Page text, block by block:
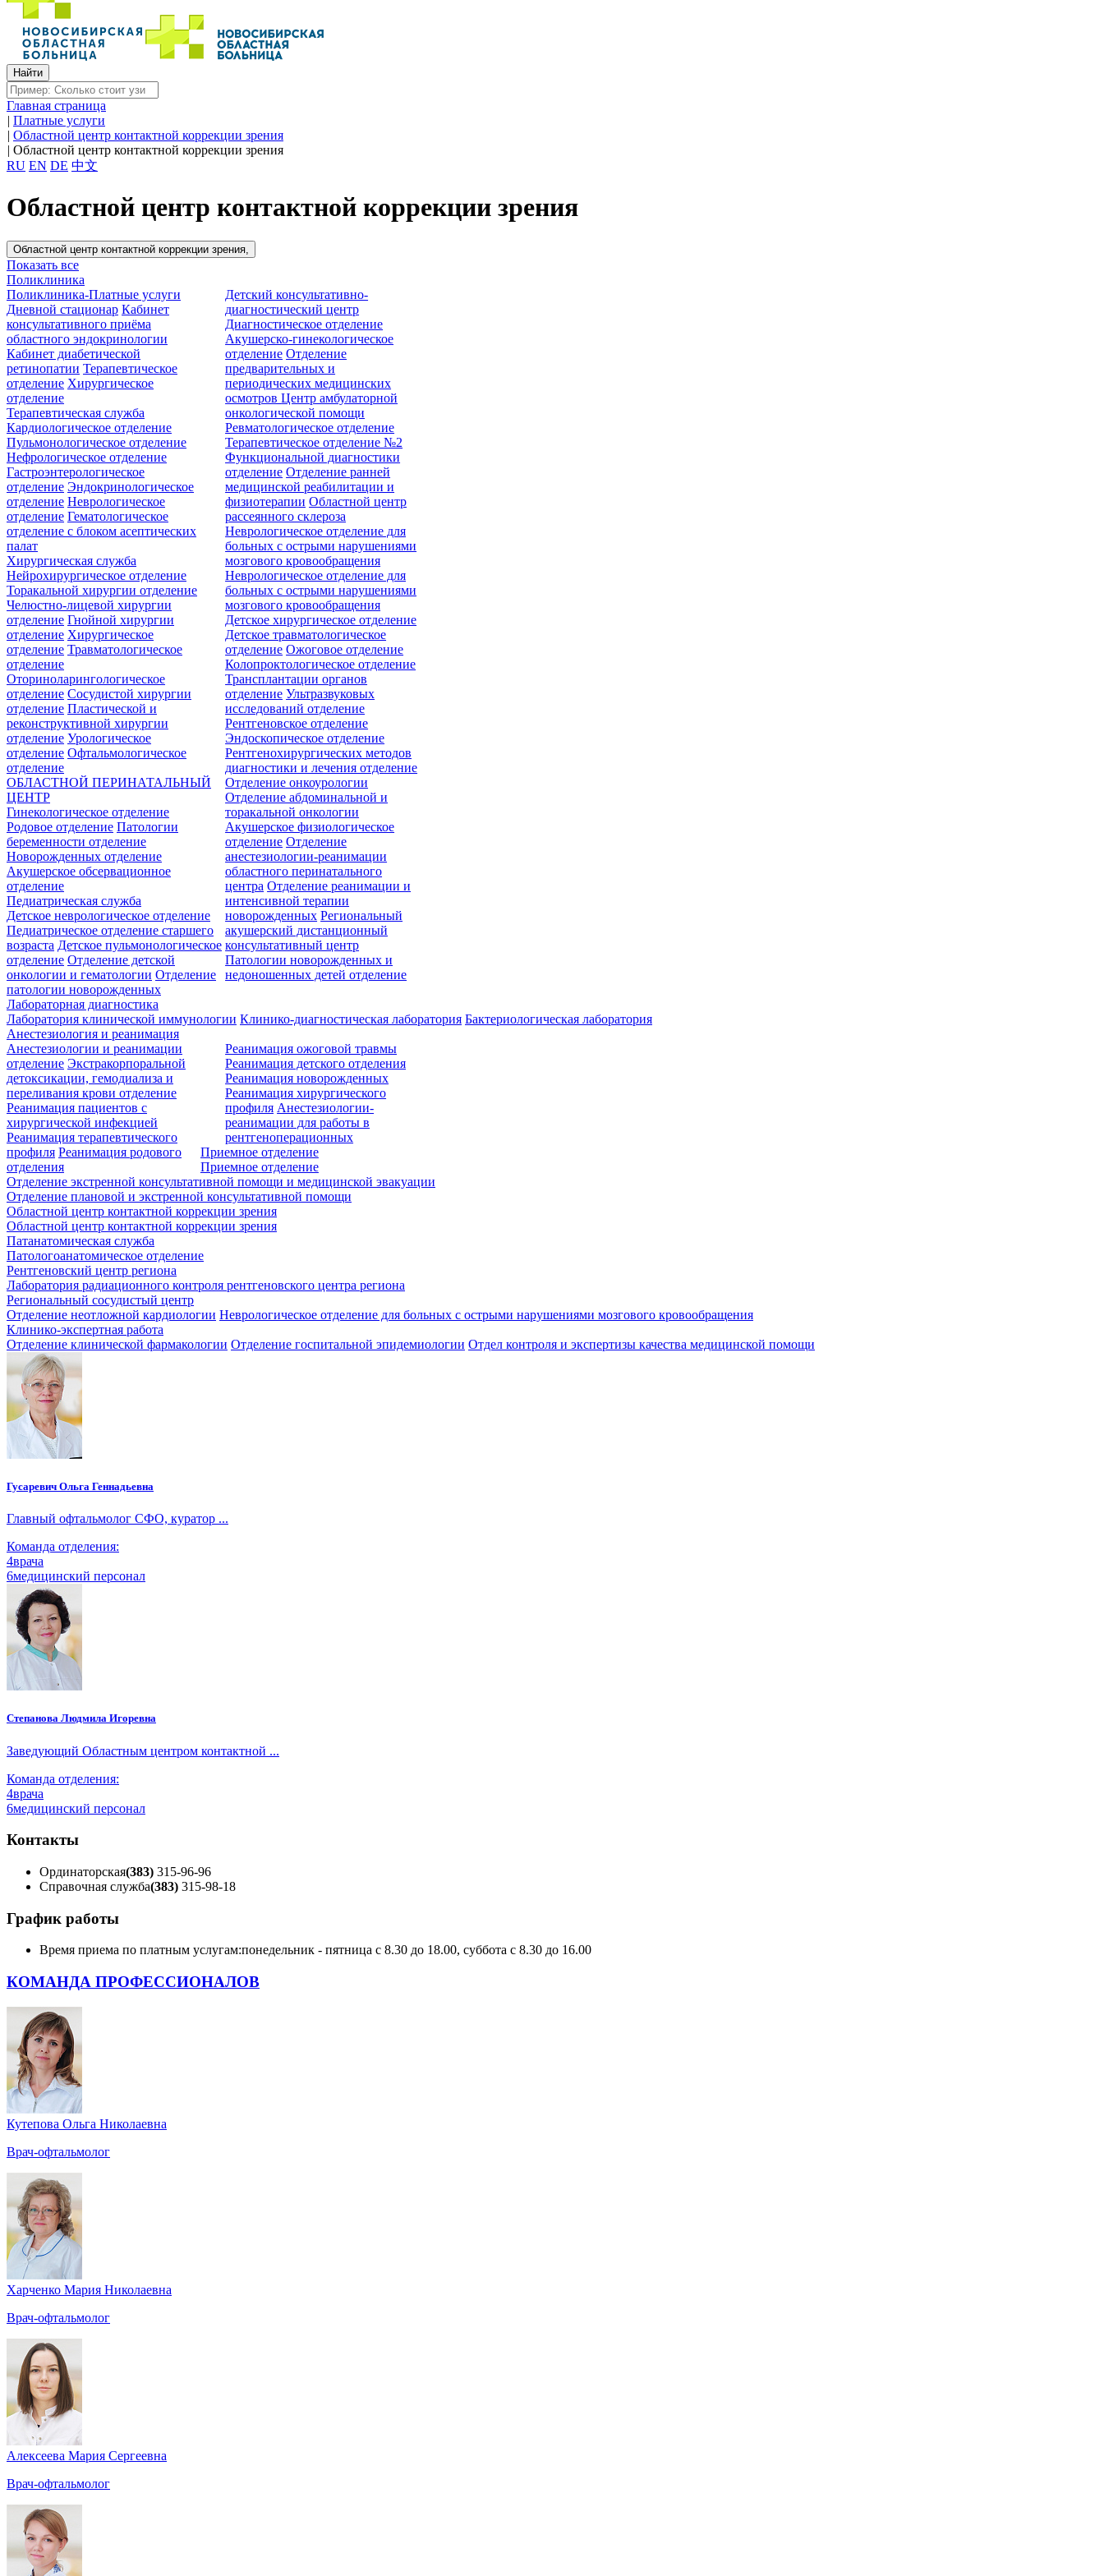
Главная страница
| Платные услуги
| Областной центр контактной коррекции зрения
| Областной центр контактной коррекции зрения
RU EN DE 中文
Областной центр контактной коррекции зрения
Областной центр контактной коррекции зрения,
Показать все
Поликлиника
Поликлиника-Платные услуги
Дневной стационар Кабинет
консультативного приёма
областного эндокринологии
Кабинет диабетической
ретинопатии Терапевтическое
отделение Хирургическое
отделение
Детский консультативно-
диагностический центр
Диагностическое отделение
Акушерско-гинекологическое
отделение Отделение
предварительных и
периодических медицинских
осмотровЦентр амбулаторной
онкологической помощи
Терапевтическая служба
Кардиологическое отделение
Пульмонологическое отделение
Нефрологическое отделение
Гастроэнтерологическое
отделение Эндокринологическое
отделение Неврологическое
отделение Гематологическое
отделение c блоком асептических
палат
Ревматологическое отделение
Терапевтическое отделение №2
Функциональной диагностики
отделение Отделение ранней
медицинской реабилитации и
физиотерапии Областной центр
рассеянного склероза
Неврологическое отделение для
больных с острыми нарушениями
мозгового кровообращения
Неврологическое отделение для
больных с острыми нарушениями
мозгового кровообращения
Хирургическая служба
Нейрохирургическое отделение
Торакальной хирургии отделение
Челюстно-лицевой хирургии
отделение Гнойной хирургии
отделение Хирургическое
отделение Травматологическое
отделение
Оториноларингологическое
отделение Сосудистой хирургии
отделение Пластической и
реконструктивной хирургии
отделение Урологическое
отделение Офтальмологическое
отделение
Детское хирургическое отделение
Детское травматологическое
отделение Ожоговое отделение
Колопроктологическое отделение
Трансплантации органов
отделение Ультразвуковых
исследований отделение
Рентгеновское отделение
Эндоскопическое отделение
Рентгенохирургических методов
диагностики и лечения отделение
Отделение онкоурологии
Отделение абдоминальной и
торакальной онкологии
ОБЛАСТНОЙ ПЕРИНАТАЛЬНЫЙ
ЦЕНТР
Гинекологическое отделение
Родовое отделение Патологии
беременности отделение
Новорожденных отделение
Акушерское обсервационное
отделение
Акушерское физиологическое
отделение Отделение
анестезиологии-реанимации
областного перинатального
центра Отделение реанимации и
интенсивной терапии
новорожденных Региональный
акушерский дистанционный
консультативный центр
Патологии новорожденных и
недоношенных детей отделение
Педиатрическая служба
Детское неврологическое отделение
Педиатрическое отделение старшего
возраста Детское пульмонологическое
отделение Отделение детской
онкологии и гематологии Отделение
патологии новорожденных
Лабораторная диагностика
Лаборатория клинической иммунологии Клинико-диагностическая лаборатория Бактериологическая лаборатория
Анестезиология и реанимация
Анестезиологии и реанимации
отделение Экстракорпоральной
детоксикации, гемодиализа и
переливания крови отделение
Реанимация пациентов с
хирургической инфекцией
Реанимация терапевтического
профиля Реанимация родового
отделения
Реанимация ожоговой травмы
Реанимация детского отделения
Реанимация новорожденных
Реанимация хирургического
профиля Анестезиологии-
реанимации для работы в
рентгеноперационных
Приемное отделение
Приемное отделение
Отделение экстренной консультативной помощи и медицинской эвакуации
Отделение плановой и экстренной консультативной помощи
Областной центр контактной коррекции зрения
Областной центр контактной коррекции зрения
Патанатомическая служба
Патологоанатомическое отделение
Рентгеновский центр региона
Лаборатория радиационного контроля рентгеновского центра региона
Региональный сосудистый центр
Отделение неотложной кардиологии Неврологическое отделение для больных с острыми нарушениями мозгового кровообращения
Клинико-экспертная работа
Отделение клинической фармакологии Отделение госпитальной эпидемиологии Отдел контроля и экспертизы качества медицинской помощи
Гусаревич Ольга Геннадьевна
Главный офтальмолог СФО, куратор ...
Команда отделения:
4врача
6медицинский персонал
Степанова Людмила Игоревна
Заведующий Областным центром контактной ...
Команда отделения:
4врача
6медицинский персонал
Контакты
Ординаторская(383) 315-96-96
Справочная служба(383) 315-98-18
График работы
Время приема по платным услугам:понедельник - пятница с 8.30 до 18.00, суббота с 8.30 до 16.00
КОМАНДА ПРОФЕССИОНАЛОВ
Кутепова Ольга Николаевна
Врач-офтальмолог
Харченко Мария Николаевна
Врач-офтальмолог
Алексеева Мария Сергеевна
Врач-офтальмолог